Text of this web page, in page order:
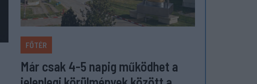
FŐTÉR
Már csak 4-5 napig működhet a